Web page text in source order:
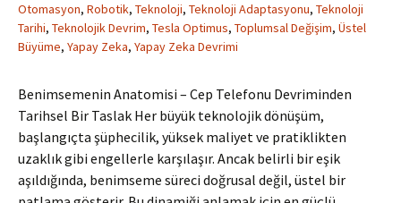
Otomasyon, Robotik, Teknoloji, Teknoloji Adaptasyonu, Teknoloji
Tarihi, Teknolojik Devrim, Tesla Optimus, Toplumsal Değişim, Üstel
Büyüme, Yapay Zeka, Yapay Zeka Devrimi
Benimsemenin Anatomisi – Cep Telefonu Devriminden
Tarihsel Bir Taslak Her büyük teknolojik dönüşüm,
başlangıçta şüphecilik, yüksek maliyet ve pratiklikten
uzaklık gibi engellerle karşılaşır. Ancak belirli bir eşik
aşıldığında, benimseme süreci doğrusal değil, üstel bir